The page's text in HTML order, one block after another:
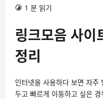
1 분 읽기
링크모음 사이
정리
인터넷을 사용하다 보면 자주
두고 빠르게 이동하고 싶은